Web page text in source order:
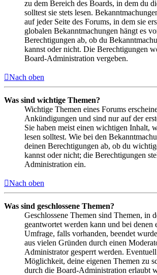
zu dem Bereich des Boards, in dem du
solltest sie stets lesen.
auf jeder Seite des Forums, in dem sie
globalen Bekanntmachungen hängt es
Berechtigungen ab, ob du
kannst oder nicht. Die Berechtigungen
Board-Administration vergeben.
Nach oben
Was sind wichtige Themen?
Wichtige Themen eines Forums
Ankündigungen und sind nur auf der
Sie haben meist einen wichtigen Inhalt,
lesen solltest. Wie bei den
deinen Berechtigungen ab, ob du
kannst oder nicht; die Berechtigungen
Administration ein.
Nach oben
Was sind geschlossene Themen?
Geschlossene Themen sind Themen, in
geantwortet werden kann und bei denen
Umfrage, falls vorhanden, beendet
aus vielen Gründen durch einen
Administrator gesperrt werden.
Möglichkeit, deine eigenen Themen zu
durch die Board-Administration erlaubt